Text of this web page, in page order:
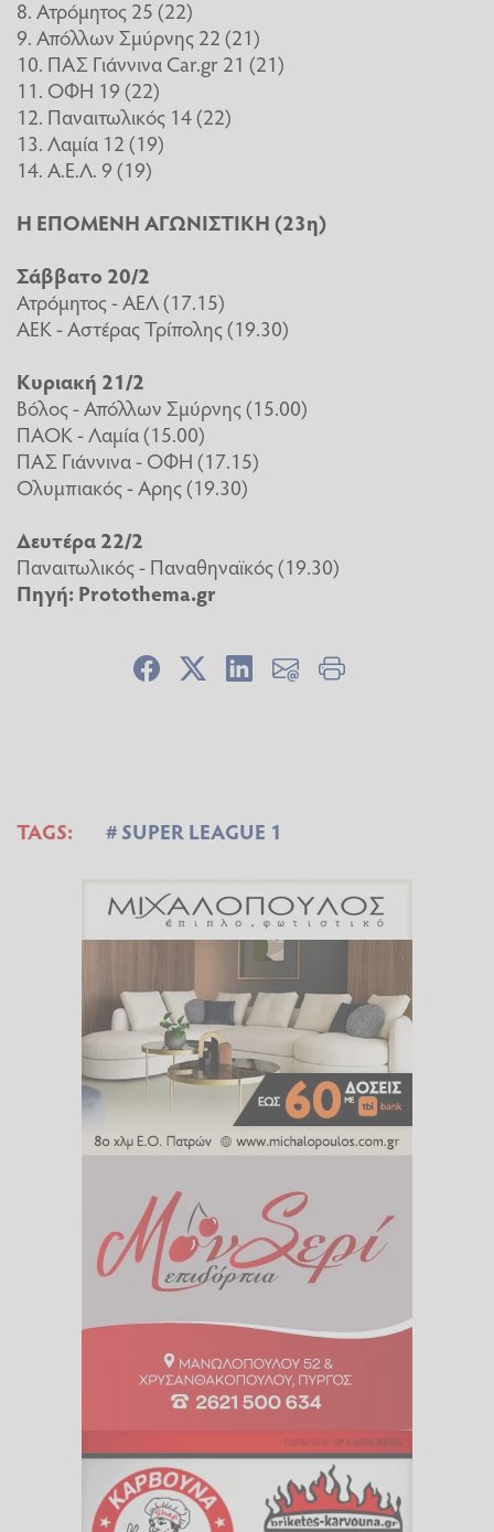
8. Ατρόμητος 25 (22)
9. Απόλλων Σμύρνης 22 (21)
10. ΠΑΣ Γιάννινα Car.gr 21 (21)
11. ΟΦΗ 19 (22)
12. Παναιτωλικός 14 (22)
13. Λαμία 12 (19)
14. Α.Ε.Λ. 9 (19)
Η ΕΠΟΜΕΝΗ ΑΓΩΝΙΣΤΙΚΗ (23η)
Σάββατο 20/2
Ατρόμητος - ΑΕΛ (17.15)
ΑΕΚ - Αστέρας Τρίπολης (19.30)
Κυριακή 21/2
Βόλος - Απόλλων Σμύρνης (15.00)
ΠΑΟΚ - Λαμία (15.00)
ΠΑΣ Γιάννινα - ΟΦΗ (17.15)
Ολυμπιακός - Αρης (19.30)
Δευτέρα 22/2
Παναιτωλικός - Παναθηναϊκός (19.30)
Πηγή: Protothema.gr
TAGS: SUPER LEAGUE 1